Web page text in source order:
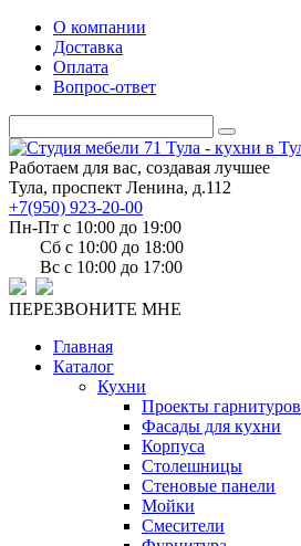
О компании
Доставка
Оплата
Вопрос-ответ
Работаем для вас, создавая лучшее
Тула, проспект Ленина, д.112
+7(950) 923-20-00
Пн-Пт c 10:00 до 19:00
Сб c 10:00 до 18:00
Вс c 10:00 до 17:00
ПЕРЕЗВОНИТЕ МНЕ
Главная
Каталог
Кухни
Проекты гарнитуров
Фасады для кухни
Корпуса
Столешницы
Стеновые панели
Мойки
Смесители